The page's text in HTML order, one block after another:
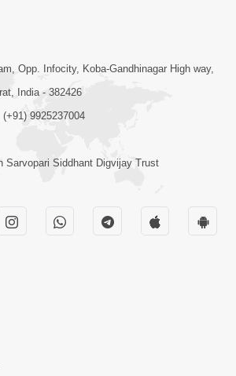
4:00
કોન્સેપ્ટનો ખુલાસો કેવી રીતે
Spiritual Journey |
| 2023
ભર્યા છે; જે અનુભવે તેના
SMVS Spiritual Journey |
Opp. Infocity, Koba-Gandhinagar High way,
India - 382426
9925237004
Sarvopari Siddhant Digvijay Trust